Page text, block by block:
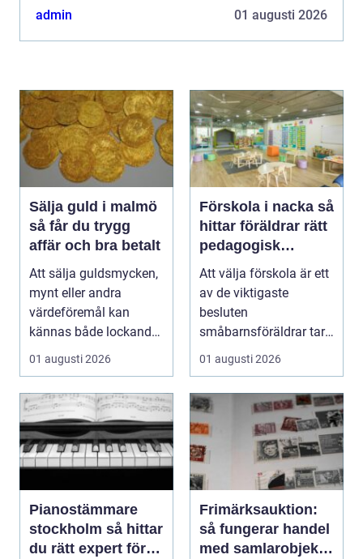
samtidigt som bilen får ett renare utseende och
admin 01 augusti 2026
Sälja guld i malmö
så får du trygg
affär och bra betalt
Att sälja guldsmycken,
mynt eller andra
värdeföremål kan
kännas både lockande
och osäkert på samma
01 augusti 2026
Förskola i nacka så
hittar föräldrar rätt
pedagogisk
trygghet
Att välja förskola är ett
av de viktigaste
besluten
småbarnsföräldrar tar.
Omsorg, trygghet,
01 augusti 2026
Pianostämmare
stockholm så hittar
du rätt expert för
Frimärksauktion:
så fungerar handel
med samlarobjekt i